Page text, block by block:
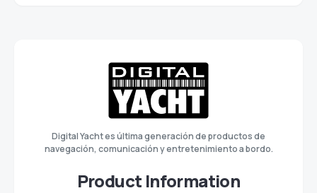
Digital Yacht es última generación de productos de
navegación, comunicación y entretenimiento a bordo.
Product Information